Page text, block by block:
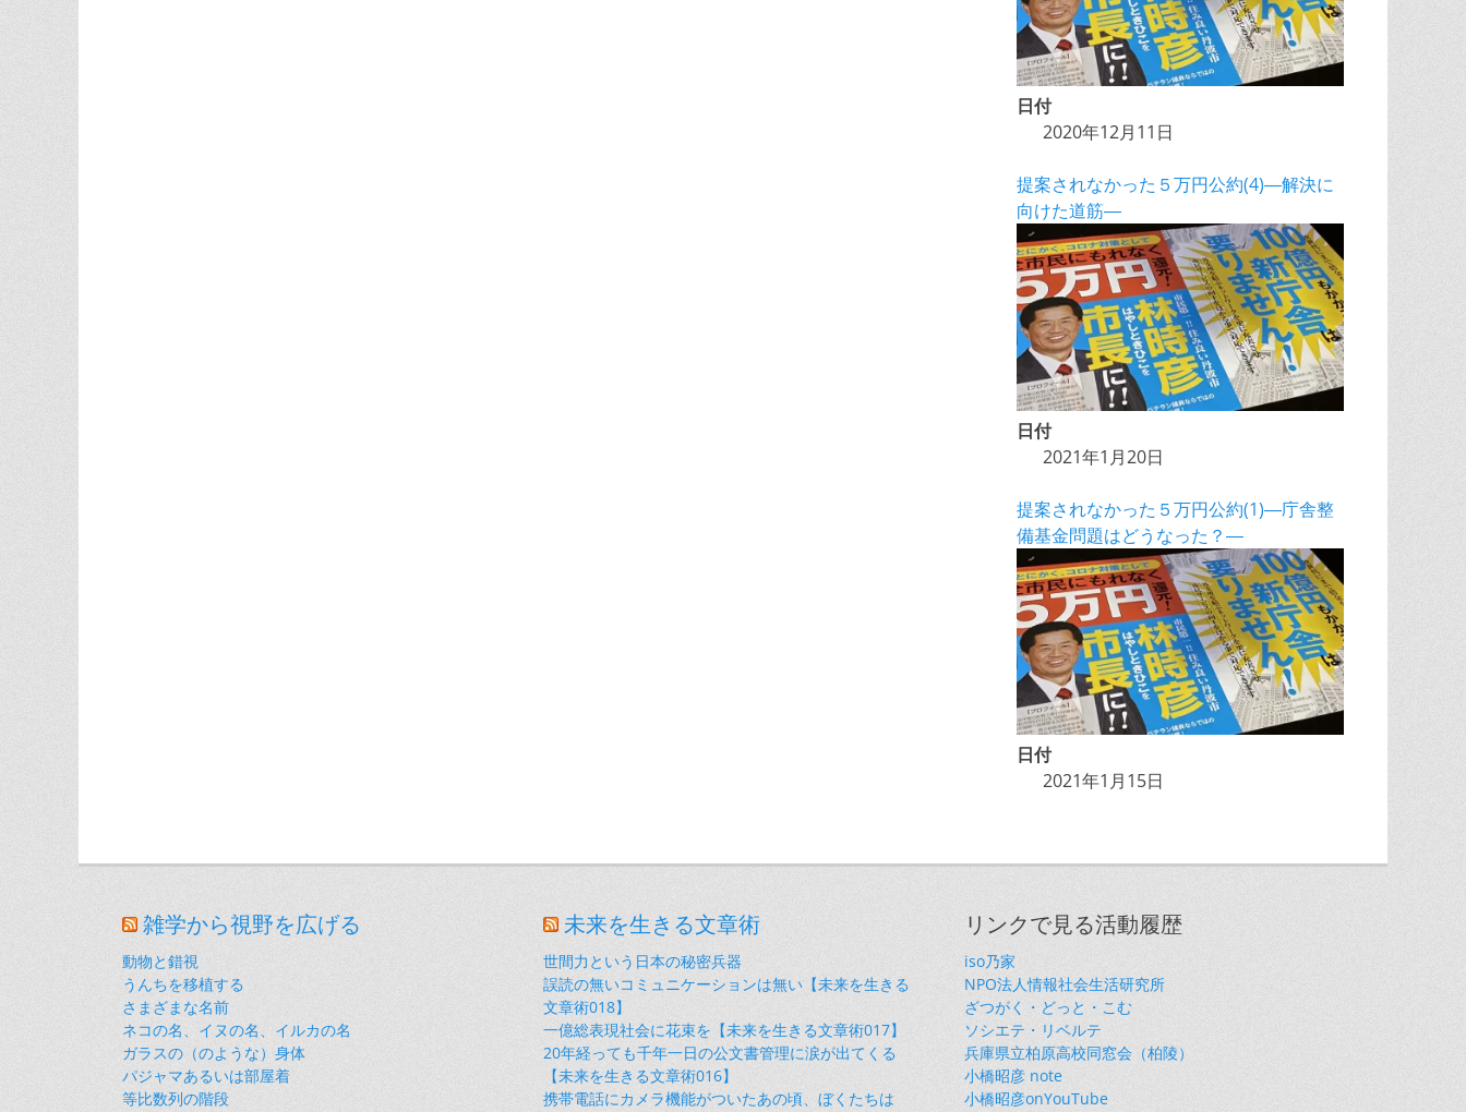
日付
2020年12月11日
提案されなかった５万円公約(4)―解決に
向けた道筋―
日付
2021年1月20日
提案されなかった５万円公約(1)―庁舎整
備基金問題はどうなった？―
日付
2021年1月15日
雑学から視野を広げる
動物と錯視
うんちを移植する
さまざまな名前
ネコの名、イヌの名、イルカの名
ガラスの（のような）身体
パジャマあるいは部屋着
等比数列の階段
未来を生きる文章術
世間力という日本の秘密兵器
誤読の無いコミュニケーションは無い【未来を生きる
文章術018】
一億総表現社会に花束を【未来を生きる文章術017】
20年経っても千年一日の公文書管理に涙が出てくる
【未来を生きる文章術016】
携帯電話にカメラ機能がついたあの頃、ぼくたちは
リンクで見る活動履歴
iso乃家
NPO法人情報社会生活研究所
ざつがく・どっと・こむ
ソシエテ・リベルテ
兵庫県立柏原高校同窓会（柏陵）
小橋昭彦 note
小橋昭彦onYouTube